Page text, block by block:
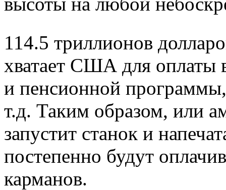
114.5 триллионов
хватает США для оплаты
и пенсионной
т.д. Таким образом, или
запустит станок и
постепенно будут
карманов.